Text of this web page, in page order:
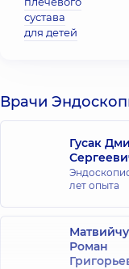
сустава
для детей
Врачи
Гусак
лет опыта
Роман